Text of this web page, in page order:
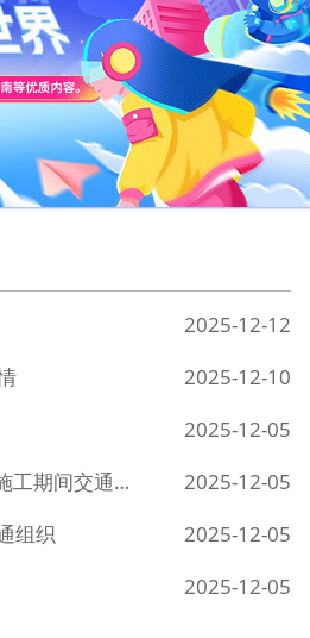
2025-12-12
2025-12-10
2025-12-05
2025穗莞深城际铁路前海至皇岗口岸段皇岗口岸站爆破工程施工期间交通组织调整详情
2025-12-05
组织
2025-12-05
2025-12-05